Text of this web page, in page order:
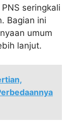
seringkali
Bagian ini
umum
lanjut.